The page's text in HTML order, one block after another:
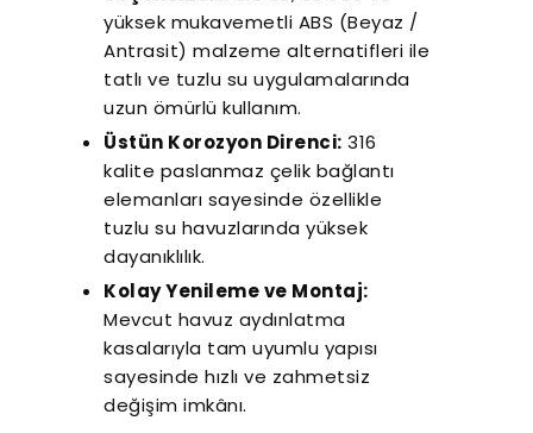
yüksek mukavemetli ABS (Beyaz /
Antrasit) malzeme alternatifleri ile
tatlı ve tuzlu su uygulamalarında
uzun ömürlü kullanım.
Üstün Korozyon Direnci: 316
kalite paslanmaz çelik bağlantı
elemanları sayesinde özellikle
tuzlu su havuzlarında yüksek
dayanıklılık.
Kolay Yenileme ve Montaj:
Mevcut havuz aydınlatma
kasalarıyla tam uyumlu yapısı
sayesinde hızlı ve zahmetsiz
değişim imkânı.